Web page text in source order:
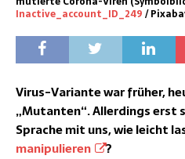
Inactive_account_ID_249 /
Virus-Variante war früher,
„Mutanten“. Allerdings erst
Sprache mit uns, wie leicht
manipulieren
?